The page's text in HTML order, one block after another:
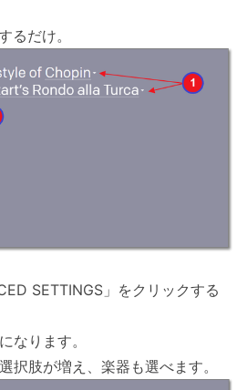
るだけ。
SETTINGS」をクリックする
なります。
択肢が増え、楽器も選べます。